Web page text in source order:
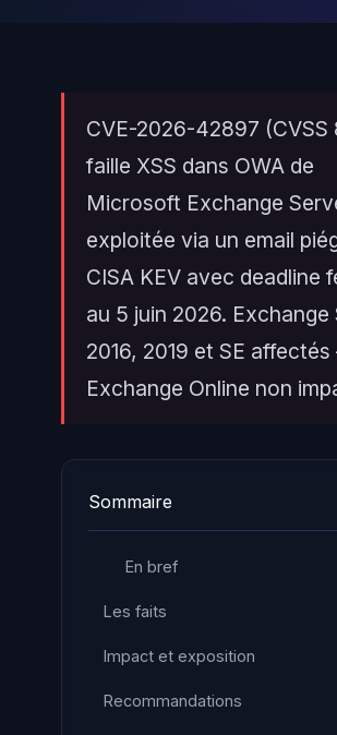
CVE-2026-42897 (CVSS
faille XSS dans OWA de
Microsoft Exchange
exploitée via un email
CISA KEV avec deadline
au 5 juin 2026. Exchange
2016, 2019 et SE
Exchange Online non
Sommaire
En bref
Les faits
Impact et exposition
Recommandations